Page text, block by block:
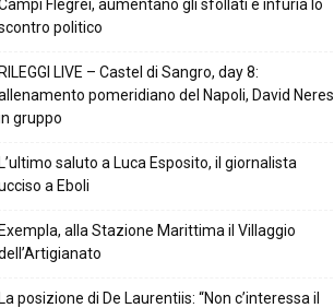
Flegrei, aumentano gli sfollati e infuria lo
politico
LIVE – Castel di Sangro, day 8:
pomeridiano del Napoli, David Neres
gruppo
saluto a Luca Esposito, il giornalista
a Eboli
alla Stazione Marittima il Villaggio
posizione di De Laurentiis: “Non c’interessa il